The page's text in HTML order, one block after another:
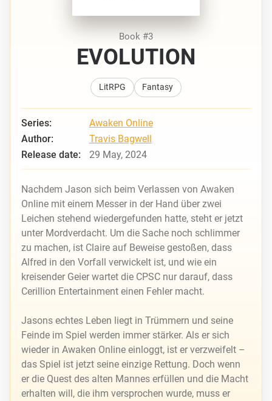
Book #3
EVOLUTION
LitRPG Fantasy
Series:
Awaken Online
Author:
Travis Bagwell
Release date:
29 May, 2024
Nachdem Jason sich beim Verlassen von Awaken
Online mit einem Messer in der Hand über zwei
Leichen stehend wiedergefunden hatte, steht er jetzt
unter Mordverdacht. Um die Sache noch schlimmer
zu machen, ist Claire auf Beweise gestoßen, dass
Alfred in den Vorfall verwickelt ist, und wie ein
kreisender Geier wartet die CPSC nur darauf, dass
Cerillion Entertainment einen Fehler macht.
Jasons echtes Leben liegt in Trümmern und seine
Feinde im Spiel werden immer stärker. Als er sich
wieder in Awaken Online einloggt, ist er verzweifelt –
das Spiel ist jetzt seine einzige Rettung. Doch wenn
er die Quest des alten Mannes erfüllen und die Macht
erhalten will, die ihm versprochen wurde, muss er